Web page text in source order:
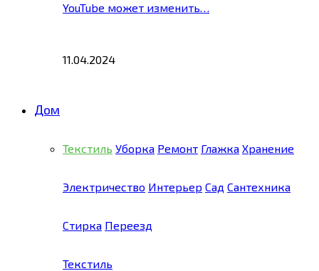
YouTube может изменить…
11.04.2024
Дом
Текстиль Уборка Ремонт Глажка Хранение
Электричество Интерьер Сад Сантехника
Стирка Переезд
Текстиль